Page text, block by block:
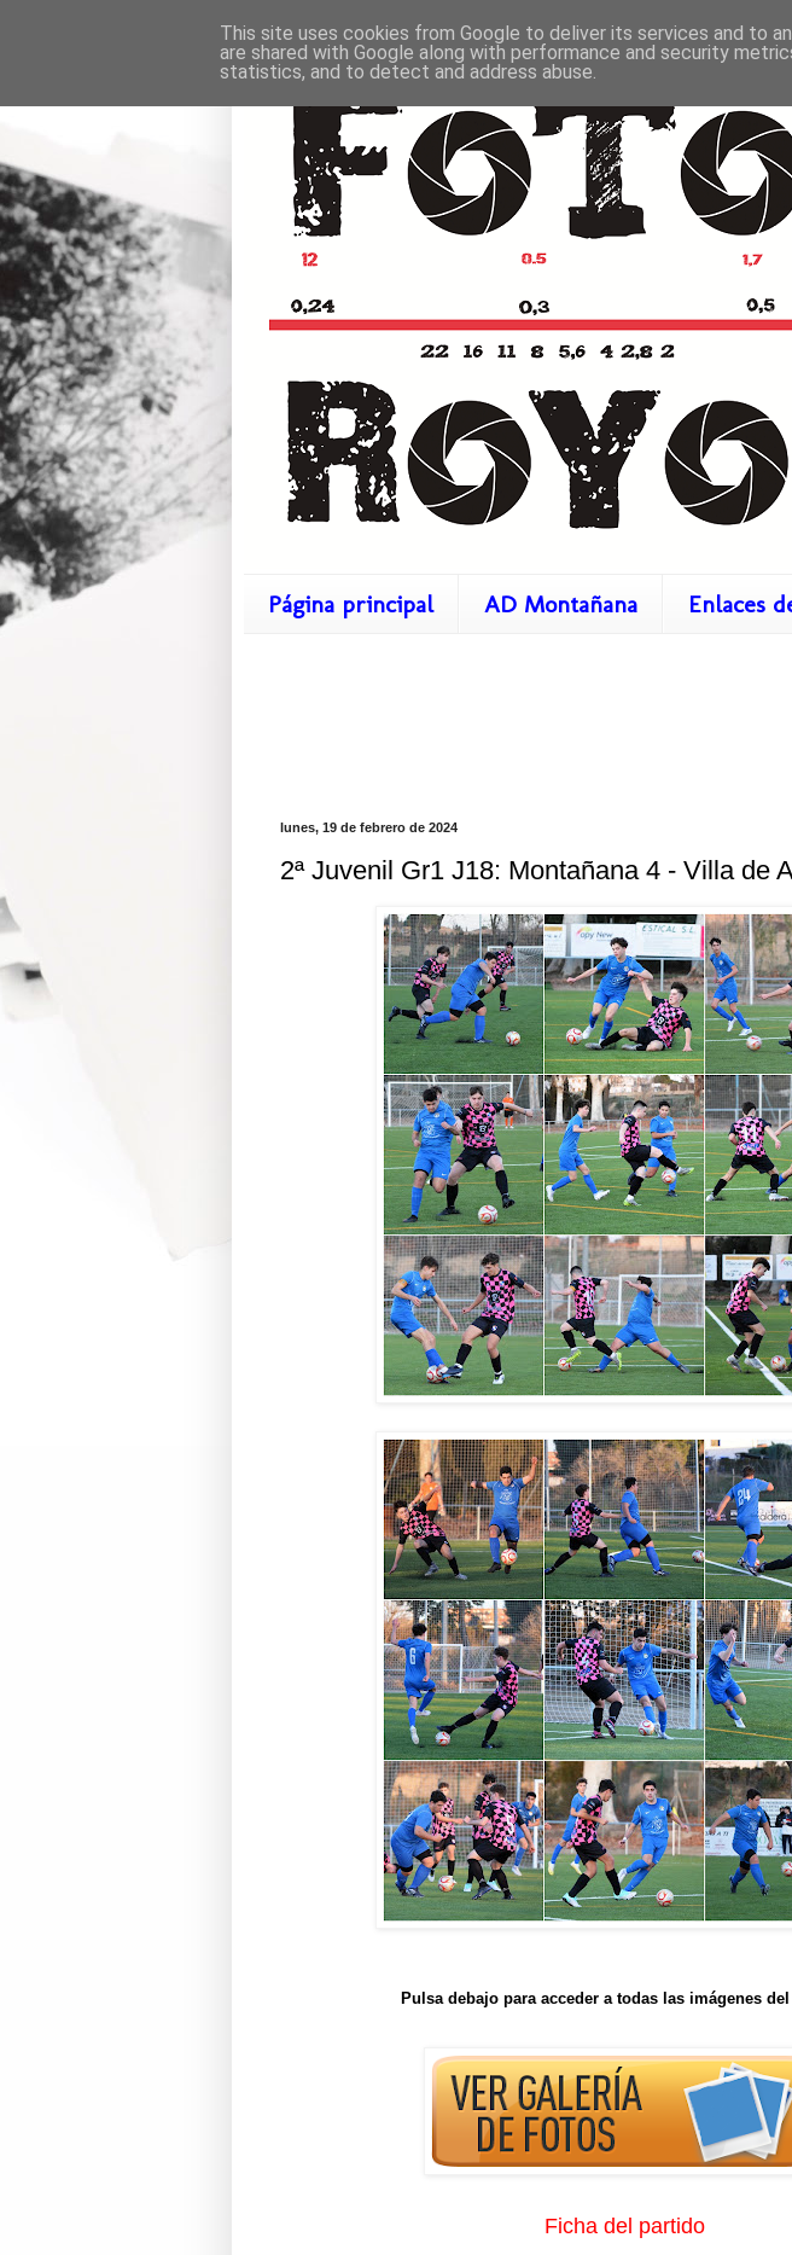
Página principal AD Montañana Enlaces
lunes, 19 de febrero de 2024
2ª Juvenil Gr1 J18: Montañana 4 - Villa de
Pulsa debajo para acceder a todas las imágenes
Ficha del partido
This site uses cookies from Google to deliver its services and to
are shared with Google along with performance and security
statistics, and to detect and address abuse.